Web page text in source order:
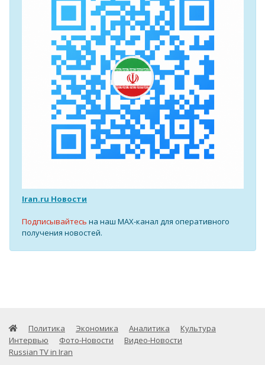
Iran.ru Новости
Подписывайтесь на наш MAX-канал для оперативного
получения новостей.
Политика Экономика Аналитика
Культура
Интервью
Фото-Новости
Видео-Новости
Russian TV in Iran